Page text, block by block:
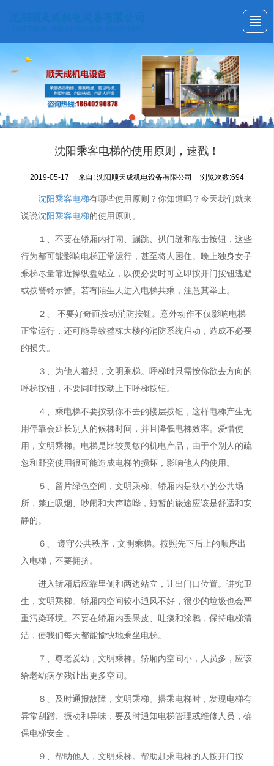
工程案例 资质证书 联系我们 首页
沈阳乘客电梯的使用原则，速戳！
2019-05-17 来自:沈阳顺天成机电设备有限公司 浏览次数:694
沈阳乘客电梯有哪些使用原则？你知道吗？今天我们就来
说说沈阳乘客电梯的使用原则。
１、不要在轿厢内打闹、蹦跳、扒门缝和敲击按钮，这些
行为都可能影响电梯正常运行，甚至将人困住。晚上独身女子
乘梯尽量靠近操纵盘站立，以便必要时可立即按开门按钮逃避
或按警铃示警。若有陌生人进入电梯共乘，注意其举止。
２、 不要好奇而按动消防按钮。意外动作不仅影响电梯
正常运行，还可能导致整栋大楼的消防系统启动，造成不必要
的损失。
３、为他人着想，文明乘梯。呼梯时只需按你欲去方向的
呼梯按钮，不要同时按动上下呼梯按钮。
４、乘电梯不要按动你不去的楼层按钮，这样电梯产生无
用停靠会延长别人的候梯时间，并且降低电梯效率。爱惜使
用，文明乘梯。电梯是比较灵敏的机电产品，由于个别人的疏
忽和野蛮使用很可能造成电梯的损坏，影响他人的使用。
５、留片绿色空间，文明乘梯。轿厢内是狭小的公共场
所，禁止吸烟、吵闹和大声喧哗，短暂的旅途应该是舒适和安
静的。
６、 遵守公共秩序，文明乘梯。按照先下后上的顺序出
入电梯，不要拥挤。
进入轿厢后应靠里侧和两边站立，让出门口位置。讲究卫
生，文明乘梯。轿厢内空间较小通风不好，很少的垃圾也会严
重污染环境。不要在轿厢内丢果皮、吐痰和涂鸦，保持电梯清
洁，使我们每天都能愉快地乘坐电梯。
７、尊老爱幼，文明乘梯。轿厢内空间小，人员多，应该
给老幼病孕残让出更多空间。
８、及时通报故障，文明乘梯。搭乘电梯时，发现电梯有
异常刮蹭、振动和异味，要及时通知电梯管理或维修人员，确
保电梯安全 。
９、帮助他人，文明乘梯。帮助赶乘电梯的人按开门按